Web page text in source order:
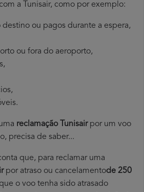
a Tunisair, como por exemplo:
ou pagos durante a espera,
ou fora do aeroporto,
reclamação Tunisairpor um voo
precisa de saber...
que, para reclamar uma
por atraso ou cancelamentode 250
o voo tenha sido atrasado